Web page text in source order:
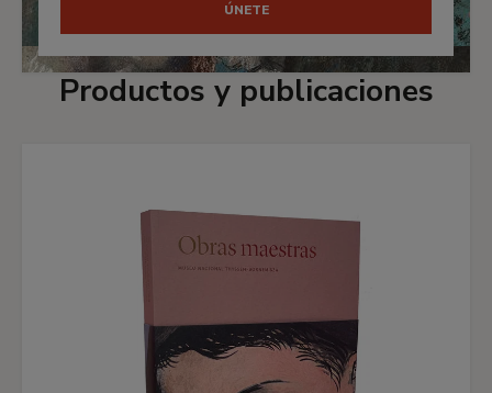
ÚNETE
Productos y publicaciones